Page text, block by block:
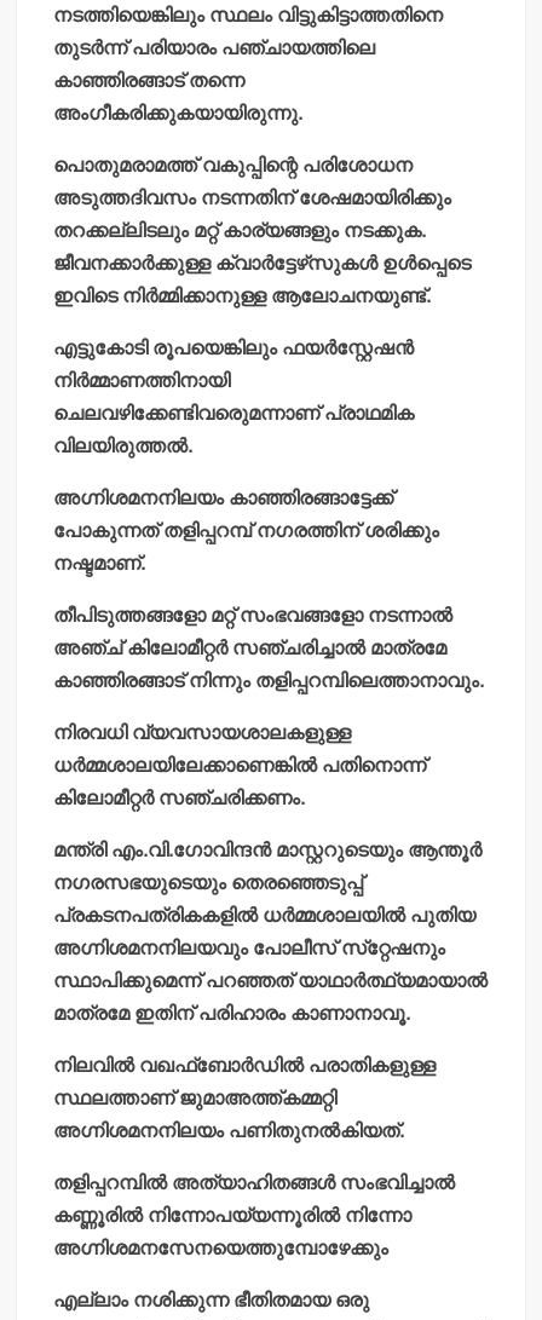
നടത്തിയെങ്കിലും സ്ഥലം വിട്ടുകിട്ടാത്തതിനെ
തുടര്‍ന്ന് പരിയാരം പഞ്ചായത്തിലെ
കാഞ്ഞിരങ്ങാട് തന്നെ
അംഗീകരിക്കുകയായിരുന്നു.
പൊതുമരാമത്ത് വകുപ്പിന്റെ പരിശോധന
അടുത്തദിവസം നടന്നതിന് ശേഷമായിരിക്കും
തറക്കല്ലിടലും മറ്റ് കാര്യങ്ങളും നടക്കുക.
ജീവനക്കാര്‍ക്കുള്ള ക്വാര്‍ട്ടേഴ്‌സുകള്‍ ഉള്‍പ്പെടെ
ഇവിടെ നിര്‍മ്മിക്കാനുള്ള ആലോചനയുണ്ട്.
എട്ടുകോടി രൂപയെങ്കിലും ഫയര്‍‌സ്റ്റേഷന്‍
നിര്‍മ്മാണത്തിനായി
ചെലവഴിക്കേണ്ടിവരുെമന്നാണ് പ്രാഥമിക
വിലയിരുത്തല്‍.
അഗ്നിശമനനിലയം കാഞ്ഞിരങ്ങാട്ടേക്ക്
പോകുന്നത് തളിപ്പറമ്പ് നഗരത്തിന് ശരിക്കും
നഷ്ടമാണ്.
തീപിടുത്തങ്ങളോ മറ്റ് സംഭവങ്ങളോ നടന്നാല്‍
അഞ്ച് കിലോമീറ്റര്‍ സഞ്ചരിച്ചാല്‍ മാത്രമേ
കാഞ്ഞിരങ്ങാട് നിന്നും തളിപ്പറമ്പിലെത്താനാവും.
നിരവധി വ്യവസായശാലകളുള്ള
ധര്‍മ്മശാലയിലേക്കാണെങ്കില്‍ പതിനൊന്ന്
കിലോമീറ്റര്‍ സഞ്ചരിക്കണം.
മന്ത്രി എം.വി.ഗോവിന്ദന്‍ മാസ്റ്ററുടെയും ആന്തൂര്‍
നഗരസഭയുടെയും തെരഞ്ഞെടുപ്പ്
പ്രകടനപത്രികകളില്‍ ധര്‍മ്മശാലയില്‍ പുതിയ
അഗ്നിശമനനിലയവും പോലീസ് സ്‌റ്റേഷനും
സ്ഥാപിക്കുമെന്ന് പറഞ്ഞത് യാഥാര്‍ത്ഥ്യമായാല്‍
മാത്രമേ ഇതിന് പരിഹാരം കാണാനാവൂ.
നിലവില്‍ വഖഫ്‌ബോര്‍ഡില്‍ പരാതികളുള്ള
സ്ഥലത്താണ് ജുമാഅത്ത്കമ്മറ്റി
അഗ്നിശമനനിലയം പണിതുനല്‍കിയത്.
തളിപ്പറമ്പില്‍ അത്യാഹിതങ്ങള്‍ സംഭവിച്ചാല്‍
കണ്ണൂരില്‍ നിന്നോപയ്യന്നൂരില്‍ നിന്നോ
അഗ്നിശമനസേനയെത്തുമ്പോഴേക്കും
എല്ലാം നശിക്കുന്ന ഭീതിതമായ ഒരു